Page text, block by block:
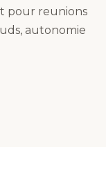
pour reunions
autonomie